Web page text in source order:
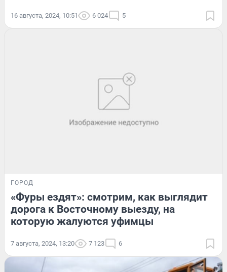
16 августа, 2024, 10:51 6 024 5
ГОРОД
«Фуры ездят»: смотрим, как выглядит
дорога к Восточному выезду, на
которую жалуются уфимцы
7 августа, 2024, 13:20 7 123 6